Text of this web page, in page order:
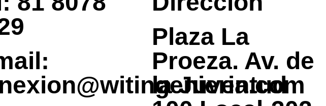
Plaza La
Proeza. Av. de
la Juventud